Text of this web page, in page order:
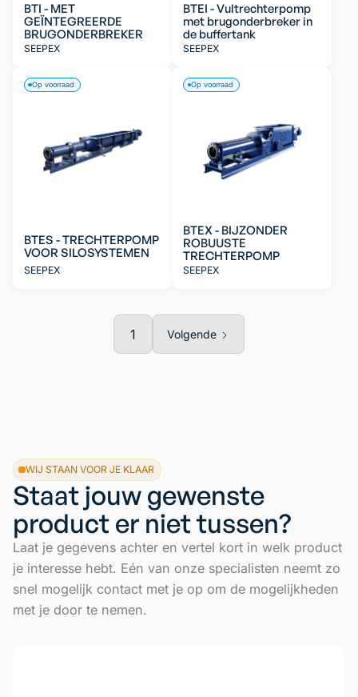
BTI - MET
GEÏNTEGREERDE
BRUGONDERBREKER
SEEPEX
BTEI - Vultrechterpomp
met brugonderbreker in
de buffertank
SEEPEX
BTES - TRECHTERPOMP
VOOR SILOSYSTEMEN
SEEPEX
Op voorraad
BTEX - BIJZONDER
ROBUUSTE
TRECHTERPOMP
SEEPEX
Op voorraad
1 Volgende
WIJ STAAN VOOR JE KLAAR
Staat jouw gewenste
product er niet tussen?
Laat je gegevens achter en vertel kort in welk product
je interesse hebt. Eén van onze specialisten neemt zo
snel mogelijk contact met je op om de mogelijkheden
met je door te nemen.